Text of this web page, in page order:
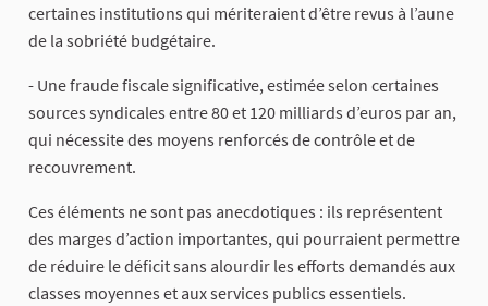
certaines institutions qui mériteraient d’être revus à l’aune
de la sobriété budgétaire.
- Une fraude fiscale significative, estimée selon certaines
sources syndicales entre 80 et 120 milliards d’euros par an,
qui nécessite des moyens renforcés de contrôle et de
recouvrement.
Ces éléments ne sont pas anecdotiques : ils représentent
des marges d’action importantes, qui pourraient permettre
de réduire le déficit sans alourdir les efforts demandés aux
classes moyennes et aux services publics essentiels.